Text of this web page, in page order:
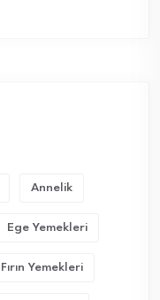
Annelik
Ege Yemekleri
Fırın Yemekleri